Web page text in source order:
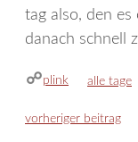
tag also, den
danach schnell
plink kategorien
alle tage
vorheriger beitrag